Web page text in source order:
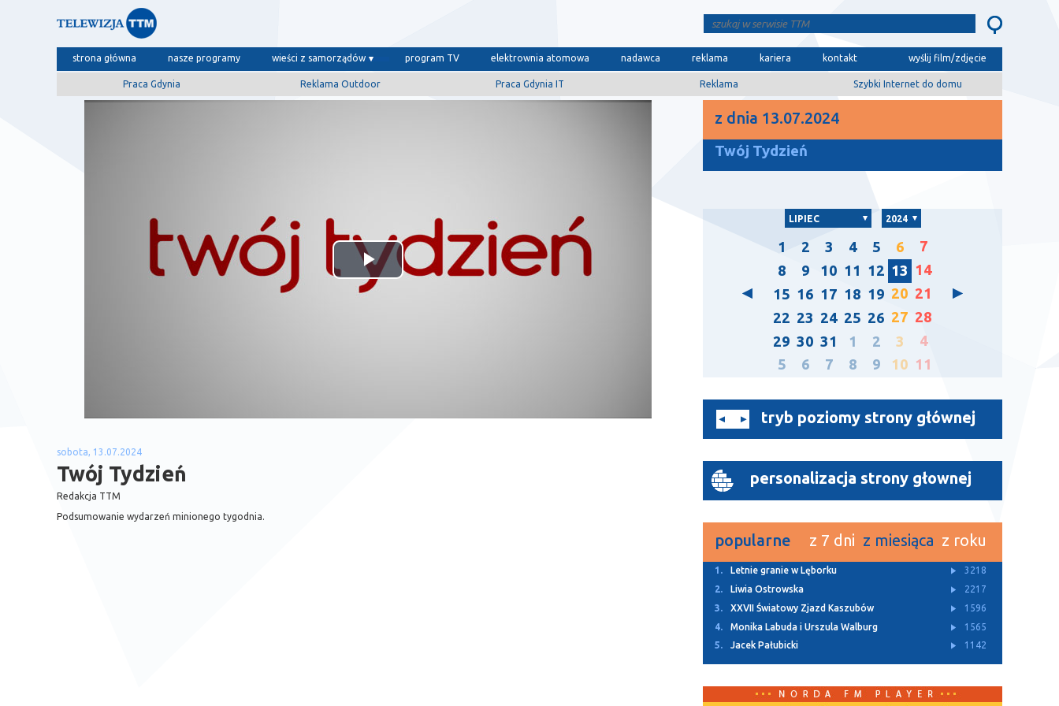
strona główna nasze programy wieści z samorządów program TV elektrownia atomowa nadawca reklama kariera kontakt wyślij film/zdjęcie
Praca Gdynia Reklama Outdoor Praca Gdynia IT Reklama Szybki Internet do domu
Odtwórz
sobota, 13.07.2024
Twój Tydzień
Redakcja TTM
Podsumowanie wydarzeń minionego tygodnia.
z dnia 13.07.2024
Twój Tydzień
LIPIEC 2024
1 2 3 4 5 6
7
8
9 10 11 12 13 14
15 16 17 18 19 20 21
22 23 24 25 26 27 28
29 30 31 1 2 3
4
5
6 7 8 9 10 11
tryb poziomy strony głównej
personalizacja strony głownej
popularne z 7 dni z miesiąca z roku
1. Z Archiwum TTM
11550
2.
Rusza budowa dwóch ulic w Bolszewie
4932
3.
Letnie granie w Lęborku
3218
4.
Za nami Kaszubski Kiermasz Wielkanocny
3146
5.
„Lodówka społeczna” stanęła w Redzie 3113